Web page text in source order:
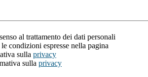
al trattamento dei dati personali
condizioni espresse nella pagina
sulla privacy
sulla privacy